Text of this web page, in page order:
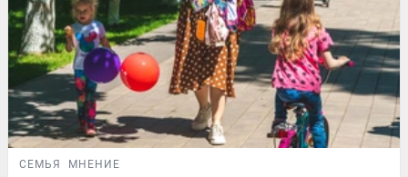
СЕМЬЯ МНЕНИЕ